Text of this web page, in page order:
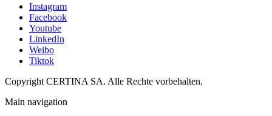
Instagram
Facebook
Youtube
LinkedIn
Weibo
Tiktok
Copyright CERTINA SA. Alle Rechte vorbehalten.
Main navigation